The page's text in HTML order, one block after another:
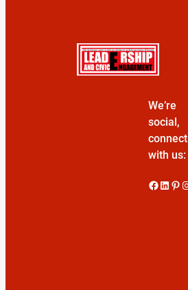
We’re
social,
connect
with us: